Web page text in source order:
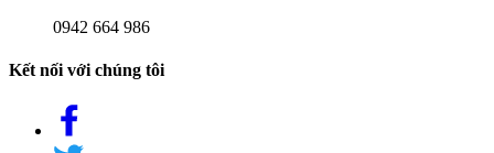
0942 664 986
Kết nối với chúng tôi